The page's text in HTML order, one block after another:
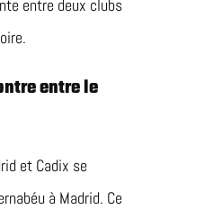
entre deux clubs
entre le
et Cadix se
à Madrid. Ce